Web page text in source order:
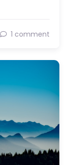
1 comment